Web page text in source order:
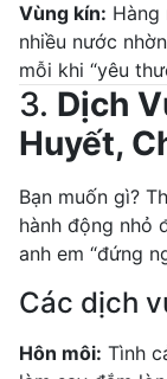
Vùng kín: Hàng
nhiều nước
mỗi khi “yêu
3. Dịch
Huyết,
Bạn muốn gì?
hành động nhỏ
anh em “đứng
Các dịch
Hôn môi: Tình